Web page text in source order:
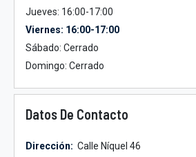
Jueves: 16:00-17:00
Viernes: 16:00-17:00
Sábado: Cerrado
Domingo: Cerrado
Datos De Contacto
Dirección: Calle Níquel 46